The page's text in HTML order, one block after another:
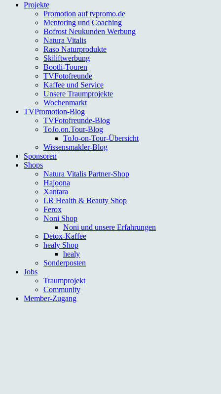
Projekte
Promotion auf tvpromo.de
Mentoring und Coaching
Bofrost Neukunden Werbung
Natura Vitalis
Raso Naturprodukte
Skiliftwerbung
Bootli-Touren
TVFotofreunde
Kaffee und Service
Unsere Traumprojekte
Wochenmarkt
TVPromotion-Blog
TVFotofreunde-Blog
ToJo.on.Tour-Blog
ToJo-on-Tour-Übersicht
Wissensmakler-Blog
Sponsoren
Shops
Natura Vitalis Partner-Shop
Hajoona
Xantara
LR Health & Beauty Shop
Ferox
Noni Shop
Noni und unsere Erfahrungen
Detox-Kaffee
healy Shop
healy
Sonderposten
Jobs
Traumprojekt
Community
Member-Zugang